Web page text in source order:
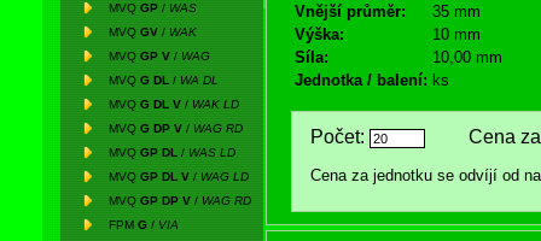
MVQ GP / WAS
MVQ GV / WAK
MVQ GP V / WAG
MVQ G DL / WA DL
MVQ G DL V / WAK LD
MVQ G DP V / WAG RD
MVQ GP DL / WAS LD
MVQ GP DL V / WAG LD
MVQ GP DP V / WAG RD
FPM G / VIA
Vnější průměr:
35 mm
Výška:
10 mm
Síla:
10,00 mm
Jednotka / balení: ks
Počet: Cena za
Cena za jednotku se odvíjí od